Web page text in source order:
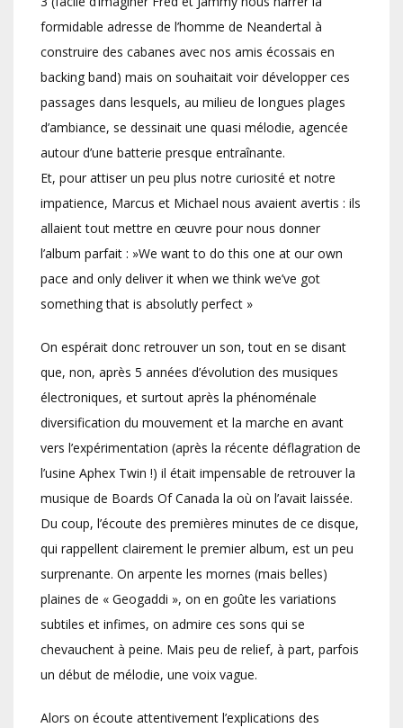
formidable adresse de l’homme de Neandertal à
construire des cabanes avec nos amis écossais en
backing band) mais on souhaitait voir développer ces
passages dans lesquels, au milieu de longues plages
d’ambiance, se dessinait une quasi mélodie, agencée
autour d’une batterie presque entraînante.
Et, pour attiser un peu plus notre curiosité et notre
impatience, Marcus et Michael nous avaient avertis : ils
allaient tout mettre en œuvre pour nous donner
l’album parfait : »We want to do this one at our own
pace and only deliver it when we think we’ve got
something that is absolutly perfect »
On espérait donc retrouver un son, tout en se disant
que, non, après 5 années d’évolution des musiques
électroniques, et surtout après la phénoménale
diversification du mouvement et la marche en avant
vers l’expérimentation (après la récente déflagration de
l’usine Aphex Twin !) il était impensable de retrouver la
musique de Boards Of Canada la où on l’avait laissée.
Du coup, l’écoute des premières minutes de ce disque,
qui rappellent clairement le premier album, est un peu
surprenante. On arpente les mornes (mais belles)
plaines de « Geogaddi », on en goûte les variations
subtiles et infimes, on admire ces sons qui se
chevauchent à peine. Mais peu de relief, à part, parfois
un début de mélodie, une voix vague.
Alors on écoute attentivement l’explications des